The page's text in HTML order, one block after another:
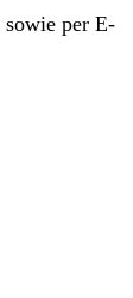
sowie per E-